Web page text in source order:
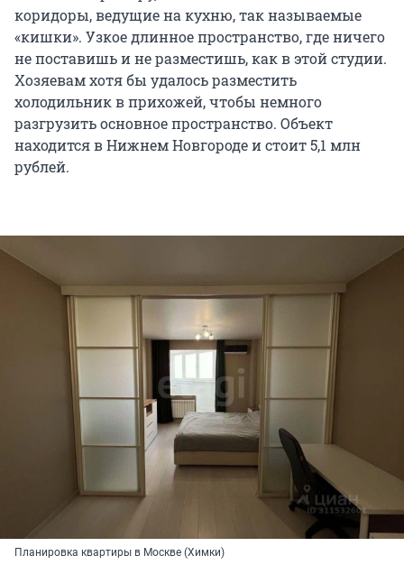
коридоры, ведущие на кухню, так называемые
«кишки». Узкое длинное пространство, где ничего
не поставишь и не разместишь, как в этой студии.
Хозяевам хотя бы удалось разместить
холодильник в прихожей, чтобы немного
разгрузить основное пространство. Объект
находится в Нижнем Новгороде и стоит 5,1 млн
рублей.
Планировка квартиры в Москве (Химки)